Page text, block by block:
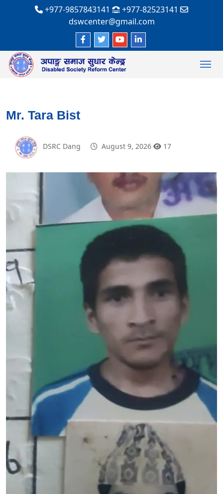
+977-9857843141
+977-82523141
dswcenter@gmail.com
Mr. Tara Bist
DSRC Dang August 9, 2026 17